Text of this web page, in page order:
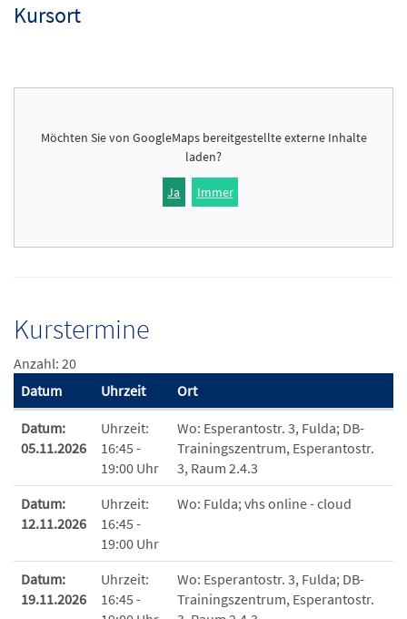
Kursort
Möchten Sie von GoogleMapsbereitgestellte externe Inhalte
laden?
Ja Immer
Kurstermine
Anzahl: 20
Termine zum diesen Kurs
Datum Uhrzeit Ort
Datum:
05.11.2026
Uhrzeit:
16:45 -
19:00 Uhr
Wo: Esperantostr. 3, Fulda; DB-
Trainingszentrum, Esperantostr.
3, Raum 2.4.3
Datum:
12.11.2026
Uhrzeit:
16:45 -
19:00 Uhr
Wo: Fulda; vhs online - cloud
Datum:
19.11.2026
Uhrzeit:
16:45 -
Wo: Esperantostr. 3, Fulda; DB-
Trainingszentrum, Esperantostr.